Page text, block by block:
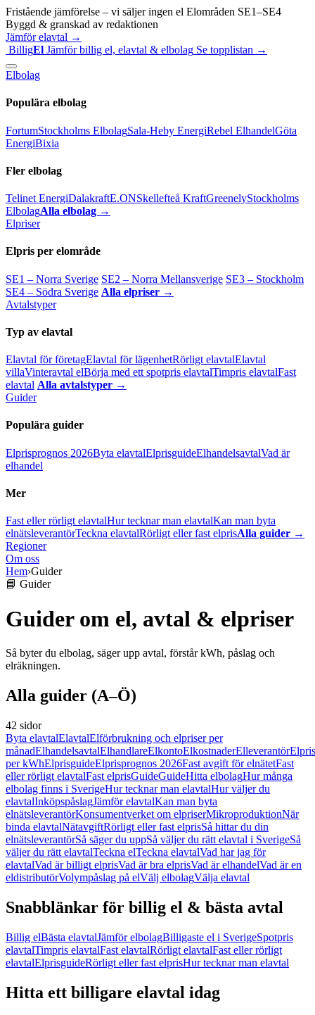
Fristående jämförelse – vi säljer ingen el Elområden SE1–SE4
Byggd & granskad av redaktionen
Jämför elavtal →
BilligEl Jämför billig el, elavtal & elbolag Se topplistan →
Elbolag
Populära elbolag
FortumStockholms ElbolagSala-Heby EnergiRebel ElhandelGöta
EnergiBixia
Fler elbolag
Telinet EnergiDalakraftE.ONSkellefteå KraftGreenelyStockholms
ElbolagAlla elbolag →
Elpriser
Elpris per elområde
SE1 – Norra Sverige SE2 – Norra Mellansverige SE3 – Stockholm
SE4 – Södra Sverige Alla elpriser →
Avtalstyper
Typ av elavtal
Elavtal för företagElavtal för lägenhetRörligt elavtalElavtal
villaVinteravtal elBörja med ett spotpris elavtalTimpris elavtalFast
elavtal Alla avtalstyper →
Guider
Populära guider
Elprisprognos 2026Byta elavtalElprisguideElhandelsavtalVad är
elhandel
Mer
Fast eller rörligt elavtalHur tecknar man elavtalKan man byta
elnätsleverantörTeckna elavtalRörligt eller fast elprisAlla guider →
Regioner
Om oss
Hem›Guider
📘 Guider
Guider om el, avtal & elpriser
Så byter du elbolag, säger upp avtal, förstår kWh, påslag och
elräkningen.
Alla guider (A–Ö)
42 sidor
Byta elavtalElavtalElförbrukning och elpriser per
månadElhandelsavtalElhandlareElkontoElkostnaderElleverantör
per kWhElprisguideElprisprognos 2026Fast avgift för elnätetFast
eller rörligt elavtalFast elprisGuideGuideHitta elbolagHur många
elbolag finns i SverigeHur tecknar man elavtalHur väljer du
elavtalInköpspåslagJämför elavtalKan man byta
elnätsleverantörKonsumentverket om elpriserMikroproduktionNär
binda elavtalNätavgiftRörligt eller fast elprisSå hittar du din
elnätsleverantörSå säger du uppSå väljer du rätt elavtal i SverigeSå
väljer du rätt elavtalTeckna elTeckna elavtalVad har jag för
elavtalVad är billigt elprisVad är bra elprisVad är elhandelVad är en
eldistributörVolympåslag på elVälj elbolagVälja elavtal
Snabblänkar för billig el & bästa avtal
Billig elBästa elavtalJämför elbolagBilligaste el i SverigeSpotpris
elavtalTimpris elavtalFast elavtalRörligt elavtalFast eller rörligt
elavtalElprisguideRörligt eller fast elprisHur tecknar man elavtal
Hitta ett billigare elavtal idag